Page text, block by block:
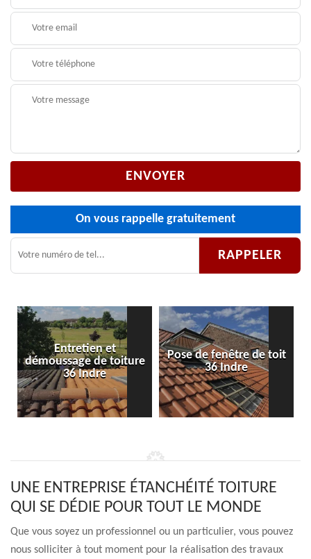
On vous rappelle gratuitement
Entretien et
démoussage de toiture
36 Indre
Pose de fenêtre de toit
36 Indre
UNE ENTREPRISE ÉTANCHÉITÉ TOITURE
QUI SE DÉDIE POUR TOUT LE MONDE
Que vous soyez un professionnel ou un particulier, vous pouvez
nous solliciter à tout moment pour la réalisation des travaux